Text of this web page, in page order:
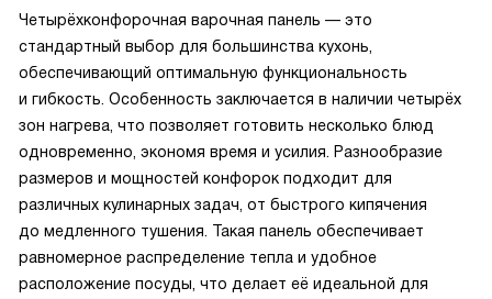
Четырёхконфорочная варочная панель — это
стандартный выбор для большинства кухонь,
обеспечивающий оптимальную функциональность
и гибкость. Особенность заключается в наличии четырёх
зон нагрева, что позволяет готовить несколько блюд
одновременно, экономя время и усилия. Разнообразие
размеров и мощностей конфорок подходит для
различных кулинарных задач, от быстрого кипячения
до медленного тушения. Такая панель обеспечивает
равномерное распределение тепла и удобное
расположение посуды, что делает её идеальной для